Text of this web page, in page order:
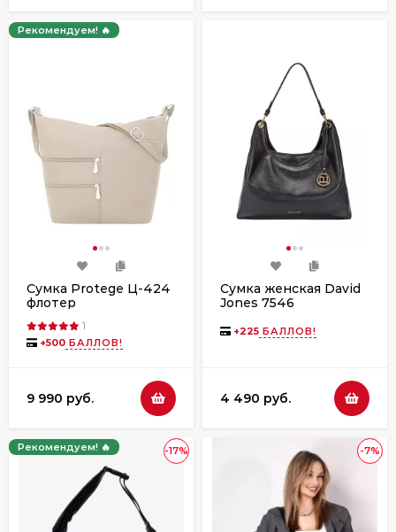
Рекомендуем! 🔥
Сумка Protege Ц-424
флотер
1
+500 БАЛЛОВ!
9 990 руб.
Сумка женская David
Jones 7546
+225 БАЛЛОВ!
4 490 руб.
-17%
Рекомендуем! 🔥 -7%